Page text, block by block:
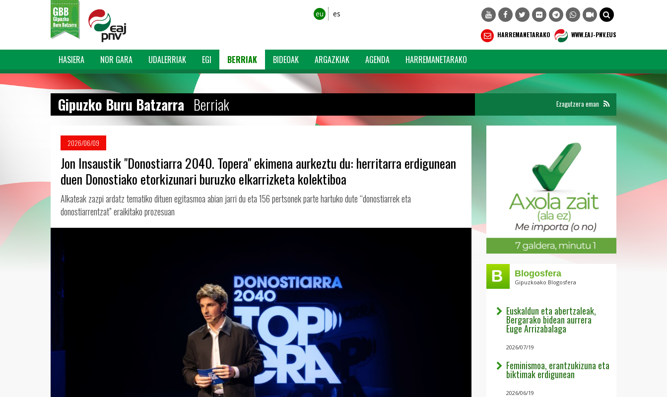
eu es
HARREMANETARAKO WWW.EAJ-PNV.EUS
HASIERA NOR GARA UDALERRIAK EGI BERRIAK BIDEOAK ARGAZKIAK AGENDA HARREMANETARAKO
Gipuzko Buru Batzarra Berriak Ezagutzera eman
2026/06/09
Jon Insaustik "Donostiarra 2040. Topera" ekimena aurkeztu du: herritarra erdigunean
duen Donostiako etorkizunari buruzko elkarrizketa kolektiboa
Alkateak zazpi ardatz tematiko dituen egitasmoa abian jarri du eta 156 pertsonek parte hartuko dute “donostiarrek eta
donostiarrentzat” eraikitako prozesuan
Blogosfera
Gipuzkoako Blogosfera
Euskaldun eta abertzaleak,
Bergarako bidean aurrera
Euge Arrizabalaga
2026/07/19
Feminismoa, erantzukizuna eta
biktimak erdigunean
2026/06/19